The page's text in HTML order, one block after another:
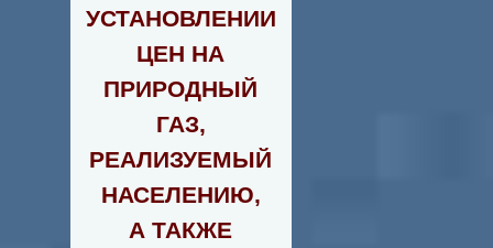
УСТАНОВЛЕНИИ
ЦЕН НА
ПРИРОДНЫЙ
ГАЗ,
РЕАЛИЗУЕМЫЙ
НАСЕЛЕНИЮ,
А ТАКЖЕ